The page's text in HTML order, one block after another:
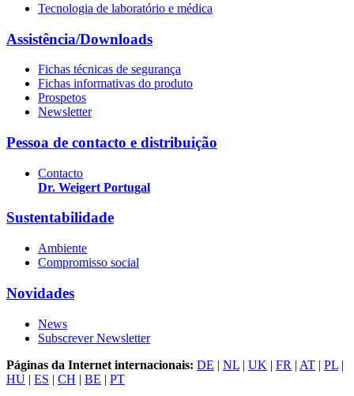
Tecnologia de laboratório e médica
Assistência/Downloads
Fichas técnicas de segurança
Fichas informativas do produto
Prospetos
Newsletter
Pessoa de contacto e distribuição
Contacto
Dr. Weigert Portugal
Sustentabilidade
Ambiente
Compromisso social
Novidades
News
Subscrever Newsletter
Páginas da Internet internacionais: DE | NL | UK | FR | AT | PL |
HU | ES | CH | BE | PT